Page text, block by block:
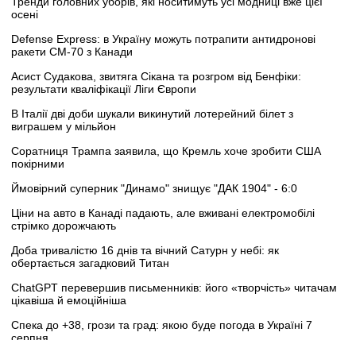
осені
Defense Express: в Україну можуть потрапити антидронові
ракети CM-70 з Канади
Асист Судакова, звитяга Сікана та розгром від Бенфіки:
результати кваліфікації Ліги Європи
В Італії дві доби шукали викинутий лотерейний білет з
виграшем у мільйон
Соратниця Трампа заявила, що Кремль хоче зробити США
покірними
Ймовірний суперник "Динамо" знищує "ДАК 1904" - 6:0
Ціни на авто в Канаді падають, але вживані електромобілі
стрімко дорожчають
Доба тривалістю 16 днів та вічний Сатурн у небі: як
обертається загадковий Титан
ChatGPT перевершив письменників: його «творчість» читачам
цікавіша й емоційніша
Спека до +38, грози та град: якою буде погода в Україні 7